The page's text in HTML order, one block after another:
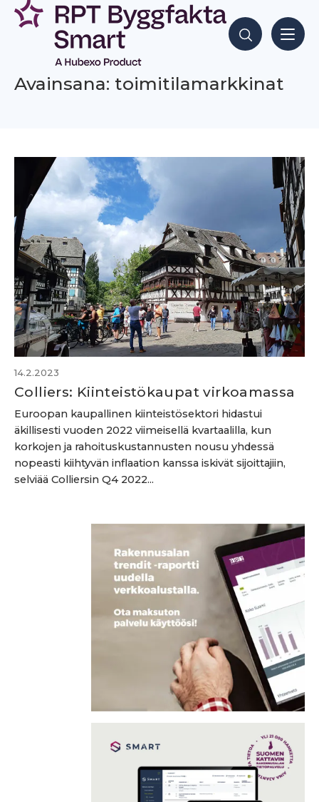
Siirry
sisältöön
Hae sisältöjä
Avainsana: toimitilamarkkinat
14.2.2023
Colliers: Kiinteistökaupat virkoamassa
Euroopan kaupallinen kiinteistösektori hidastui
äkillisesti vuoden 2022 viimeisellä kvartaalilla, kun
korkojen ja rahoituskustannusten nousu yhdessä
nopeasti kiihtyvän inflaation kanssa iskivät sijoittajiin,
selviää Colliersin Q4 2022...